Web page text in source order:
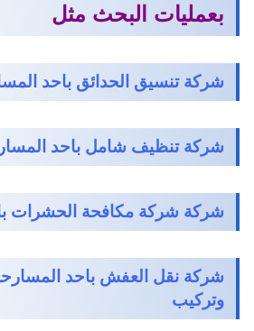
بعمليات البحث مثل
شركة تنسيق الحدائق باحد
شركة تنظيف شامل باحد
شركة شركة مكافحة الحشرات
شركة نقل العفش باحد
وتركيب